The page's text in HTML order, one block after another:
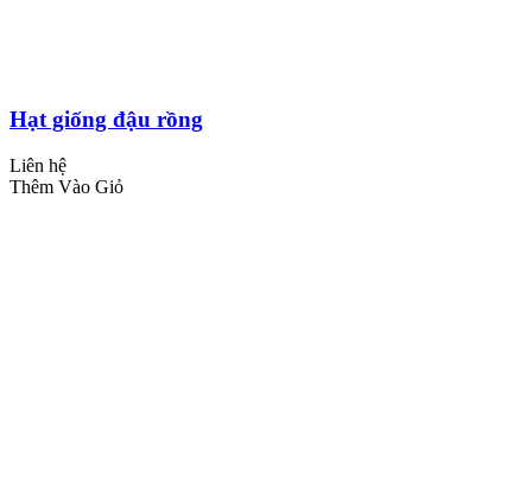
Hạt giống đậu rồng
Liên hệ
Thêm Vào Giỏ